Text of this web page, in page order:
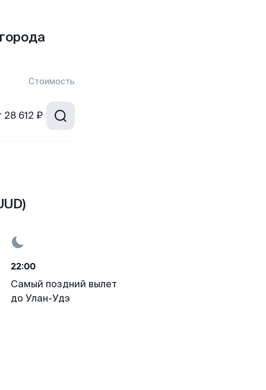
Стоимость
28 612 ₽
22:00
Самый поздний вылет
до Улан-Удэ